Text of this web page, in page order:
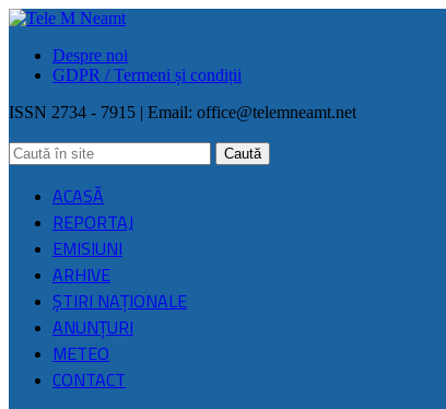
Despre noi
GDPR / Termeni și condiții
ISSN 2734 - 7915 | Email: office@telemneamt.net
ACASĂ
REPORTAJ
EMISIUNI
ARHIVE
ŞTIRI NAŢIONALE
ANUNȚURI
METEO
CONTACT